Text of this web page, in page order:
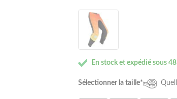
En stock et expédié sous
Sélectionner la taille*